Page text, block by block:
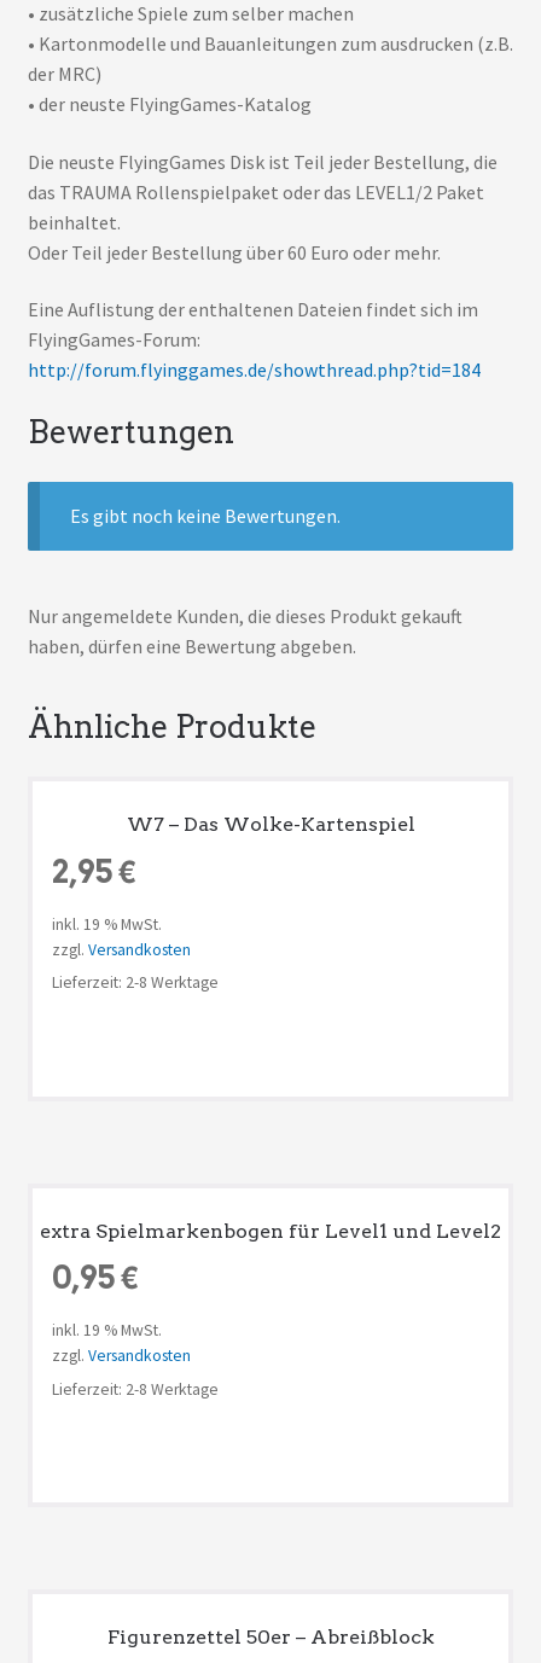
• zusätzliche Spiele zum selber machen
• Kartonmodelle und Bauanleitungen zum ausdrucken (z.B.
der MRC)
• der neuste FlyingGames-Katalog
Die neuste FlyingGames Disk ist Teil jeder Bestellung, die
das TRAUMA Rollenspielpaket oder das LEVEL1/2 Paket
beinhaltet.
Oder Teil jeder Bestellung über 60 Euro oder mehr.
Eine Auflistung der enthaltenen Dateien findet sich im
FlyingGames-Forum:
http://forum.flyinggames.de/showthread.php?tid=184
Bewertungen
Es gibt noch keine Bewertungen.
Nur angemeldete Kunden, die dieses Produkt gekauft
haben, dürfen eine Bewertung abgeben.
Ähnliche Produkte
W7 – Das Wolke-Kartenspiel
2,95€
inkl. 19 % MwSt.
zzgl. Versandkosten
Lieferzeit: 2-8 Werktage
extra Spielmarkenbogen für Level1 und Level2
0,95€
inkl. 19 % MwSt.
zzgl. Versandkosten
Lieferzeit: 2-8 Werktage
Figurenzettel 50er – Abreißblock